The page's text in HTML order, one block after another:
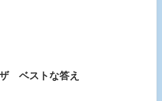
ベストな答え